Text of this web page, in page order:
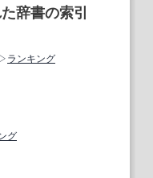
辞書の索引
ランキング
グ